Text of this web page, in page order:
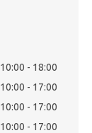
10:00
18:00
10:00
17:00
10:00
17:00
10:00
17:00